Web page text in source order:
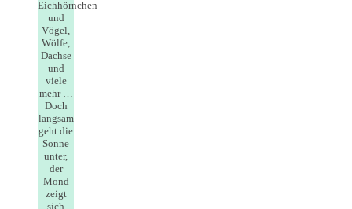
Eichhörnchen
und
Vögel,
Wölfe,
Dachse
und
viele
mehr …
Doch
langsam
geht die
Sonne
unter,
der
Mond
zeigt
sich